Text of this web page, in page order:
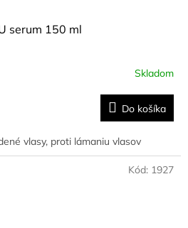
serum 150 ml
Skladom
Do košíka
vlasy, proti lámaniu vlasov
Kód: 1927